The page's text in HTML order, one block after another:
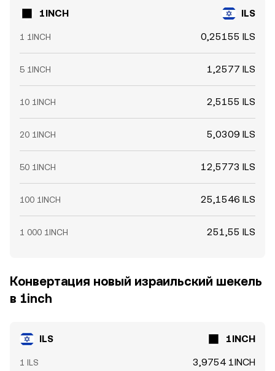
1INCH ILS
1 1INCH 0,25155 ILS
5 1INCH 1,2577 ILS
10 1INCH 2,5155 ILS
20 1INCH 5,0309 ILS
50 1INCH 12,5773 ILS
100 1INCH 25,1546 ILS
1 000 1INCH 251,55 ILS
Конвертация новый израильский шекель
в 1inch
ILS 1INCH
1 ILS 3,9754 1INCH